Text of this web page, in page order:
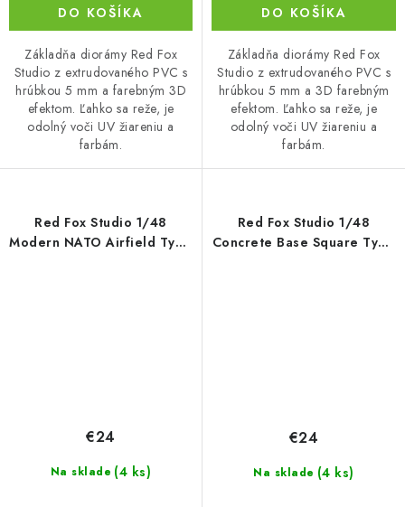
DO KOŠÍKA
Základňa diorámy Red Fox
Studio z extrudovaného PVC s
hrúbkou 5 mm a farebným 3D
efektom. Ľahko sa reže, je
odolný voči UV žiareniu a
farbám.
DO KOŠÍKA
Základňa diorámy Red Fox
Studio z extrudovaného PVC s
hrúbkou 5 mm a 3D farebným
efektom. Ľahko sa reže, je
odolný voči UV žiareniu a
farbám.
Red Fox Studio 1/48
Modern NATO Airfield Type
Na sklade (4 ks)
€24
Red Fox Studio 1/48
Concrete Base Square Type
Na sklade (4 ks)
€24